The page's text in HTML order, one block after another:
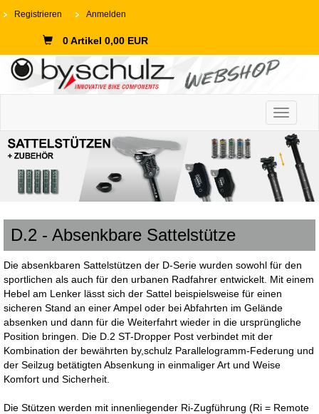
Registrieren Anmelden
0 Artikel 0,00 EUR
Toggle
D.2 - Absenkbare Sattelstütze
Die absenkbaren Sattelstützen der D-Serie wurden sowohl für den
sportlichen als auch für den urbanen Radfahrer entwickelt. Mit einem
Hebel am Lenker lässt sich der Sattel beispielsweise für einen
sicheren Stand an einer Ampel oder bei Abfahrten im Gelände
absenken und dann für die Weiterfahrt wieder in die ursprüngliche
Position bringen. Die D.2 ST-Dropper Post verbindet mit der
Kombination der bewährten by,schulz Parallelogramm-Federung und
der Seilzug betätigten Absenkung in einmaliger Art und Weise
Komfort und Sicherheit.
Die Stützen werden mit innenliegender Ri-Zugführung (Ri = Remote